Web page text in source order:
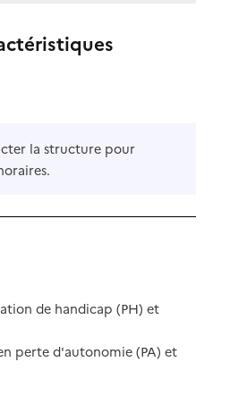
la structure pour
de handicap (PH) et
perte d'autonomie (PA) et